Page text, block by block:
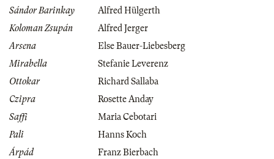
Sándor Barinkay
Alfred Hülgerth
Koloman Zsupán
Alfred Jerger
Arsena
Else Bauer-Liebesberg
Mirabella
Stefanie Leverenz
Ottokar
Richard Sallaba
Czipra
Rosette Anday
Saffi
Maria Cebotari
Pali
Hanns Koch
Árpád
Franz Bierbach